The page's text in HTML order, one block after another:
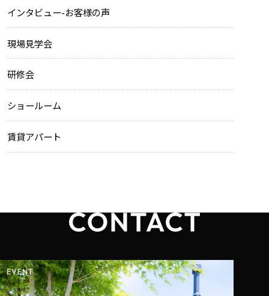
インタビュー-お客様の声
現場見学会
研修会
ショールーム
賃貸アパート